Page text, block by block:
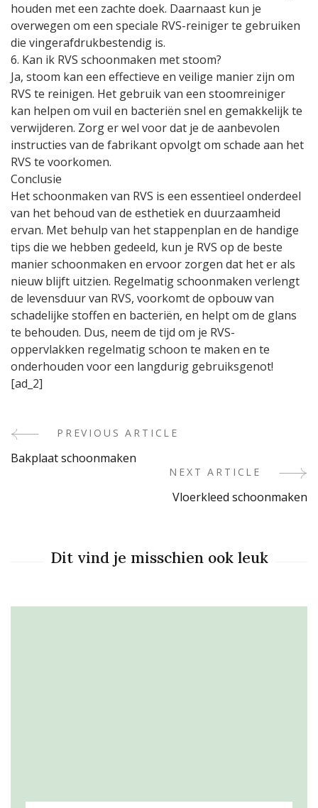
houden met een zachte doek. Daarnaast kun je
overwegen om een speciale RVS-reiniger te gebruiken
die vingerafdrukbestendig is.
6. Kan ik RVS schoonmaken met stoom?
Ja, stoom kan een effectieve en veilige manier zijn om
RVS te reinigen. Het gebruik van een stoomreiniger
kan helpen om vuil en bacteriën snel en gemakkelijk te
verwijderen. Zorg er wel voor dat je de aanbevolen
instructies van de fabrikant opvolgt om schade aan het
RVS te voorkomen.
Conclusie
Het schoonmaken van RVS is een essentieel onderdeel
van het behoud van de esthetiek en duurzaamheid
ervan. Met behulp van het stappenplan en de handige
tips die we hebben gedeeld, kun je RVS op de beste
manier schoonmaken en ervoor zorgen dat het er als
nieuw blijft uitzien. Regelmatig schoonmaken verlengt
de levensduur van RVS, voorkomt de opbouw van
schadelijke stoffen en bacteriën, en helpt om de glans
te behouden. Dus, neem de tijd om je RVS-
oppervlakken regelmatig schoon te maken en te
onderhouden voor een langdurig gebruiksgenot!
[ad_2]
Post
Navigation
PREVIOUS ARTICLE
Bakplaat schoonmaken
NEXT ARTICLE
Vloerkleed schoonmaken
Dit vind je misschien ook leuk